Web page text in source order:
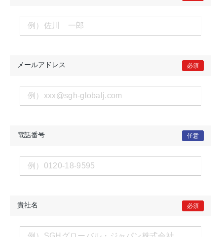
メールアドレス 必須
電話番号 任意
貴社名 必須